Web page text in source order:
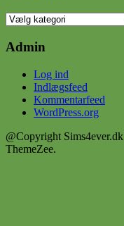
Kategorier
Admin
Log ind
Indlægsfeed
Kommentarfeed
WordPress.org
@Copyright Sims4ever.dk
ThemeZee.